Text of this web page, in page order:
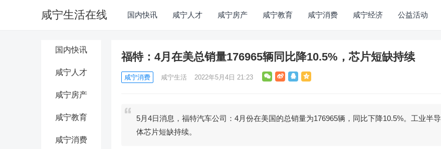
咸宁生活在线 国内快讯 咸宁人才 咸宁房产 咸宁教育 咸宁消费 咸宁经济 公益活动
国内快讯
咸宁人才
咸宁房产
咸宁教育
咸宁消费
福特：4月在美总销量176965辆同比降10.5%，芯片短缺持续
咸宁消费 咸宁生活 2022年5月4日 21:23
5月4日消息，福特汽车公司：4月份在美国的总销量为176965辆，同比下降10.5%。工业半导
体芯片短缺持续。